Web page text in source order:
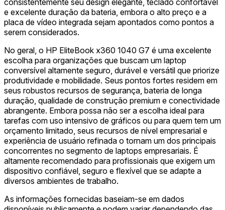
consistentemente seu design elegante, teclado confortável
e excelente duração da bateria, embora o alto preço e a
placa de vídeo integrada sejam apontados como pontos a
serem considerados.
No geral, o HP EliteBook x360 1040 G7 é uma excelente
escolha para organizações que buscam um laptop
conversível altamente seguro, durável e versátil que priorize
produtividade e mobilidade. Seus pontos fortes residem em
seus robustos recursos de segurança, bateria de longa
duração, qualidade de construção premium e conectividade
abrangente. Embora possa não ser a escolha ideal para
tarefas com uso intensivo de gráficos ou para quem tem um
orçamento limitado, seus recursos de nível empresarial e
experiência de usuário refinada o tornam um dos principais
concorrentes no segmento de laptops empresariais. É
altamente recomendado para profissionais que exigem um
dispositivo confiável, seguro e flexível que se adapte a
diversos ambientes de trabalho.
As informações fornecidas baseiam-se em dados